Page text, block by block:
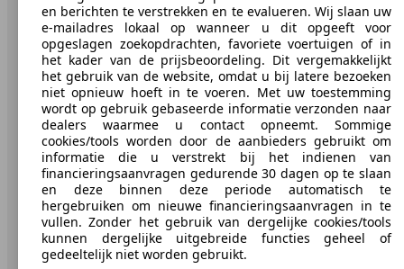
AutoScout24
Over AutoScout24
Pers
Disclaimer
Wettelijke rechten
Privacy
Media
Toegankelijkheidsverklaring
en berichten te verstrekken en te evalueren. Wij slaan uw
e-mailadres lokaal op wanneer u dit opgeeft voor
opgeslagen zoekopdrachten, favoriete voertuigen of in
het kader van de prijsbeoordeling. Dit vergemakkelijkt
het gebruik van de website, omdat u bij latere bezoeken
niet opnieuw hoeft in te voeren. Met uw toestemming
wordt op gebruik gebaseerde informatie verzonden naar
dealers waarmee u contact opneemt. Sommige
cookies/tools worden door de aanbieders gebruikt om
informatie die u verstrekt bij het indienen van
financieringsaanvragen gedurende 30 dagen op te slaan
en deze binnen deze periode automatisch te
hergebruiken om nieuwe financieringsaanvragen in te
vullen. Zonder het gebruik van dergelijke cookies/tools
kunnen dergelijke uitgebreide functies geheel of
gedeeltelijk niet worden gebruikt.